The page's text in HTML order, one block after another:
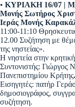
• ΚΥΡΙΑΚΗ 16/07 |
Μονής Σωτήρος
Ιεράς Μονής
11:00-11:10
12.00 Συζήτηση με
της νηστείας».
Η νηστεία στην
Συντονιστής: Γιώργος
Πανεπιστημίου Κρήτης.
Εισηγητές: πατήρ
δημοσιογράφος,
συζήτηση.